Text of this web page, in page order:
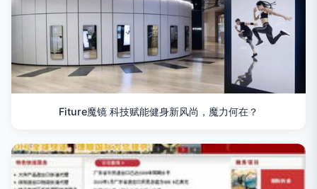
Fiture魔镜 科技赋能健身新风尚，魔力何在？